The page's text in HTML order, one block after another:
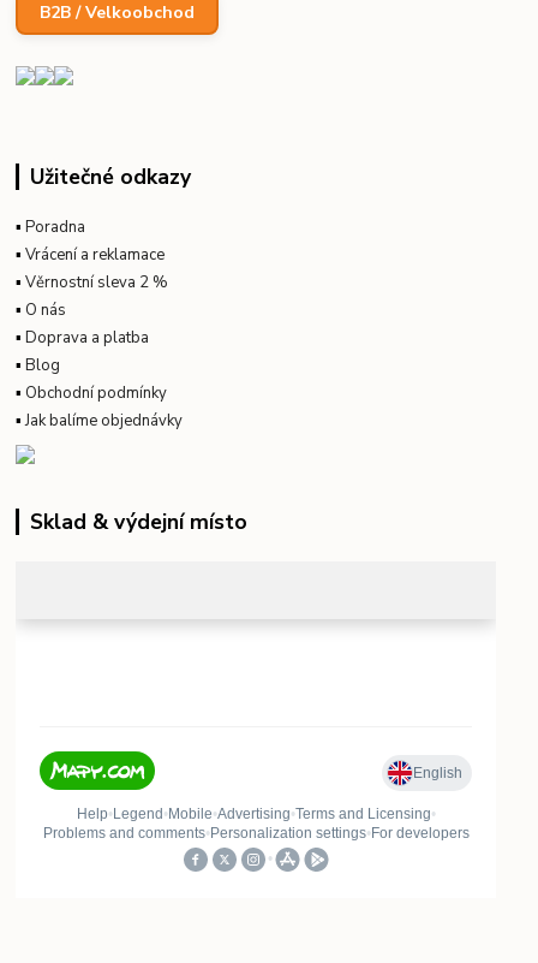
B2B / Velkoobchod
Užitečné odkazy
▪Poradna
▪Vrácení a reklamace
▪Věrnostní sleva 2 %
▪ O nás
▪Doprava a platba
▪Blog
▪ Obchodní podmínky
▪Jak balíme objednávky
Sklad & výdejní místo